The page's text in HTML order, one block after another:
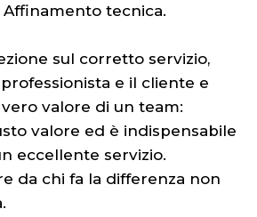
tecnica.
sul corretto servizio,
e il cliente e
valore di un team:
valore ed è indispensabile
eccellente servizio.
da chi fa la differenza non